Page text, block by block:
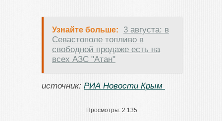
Узнайте больше:
3 августа: в
Севастополе топливо в
свободной продаже есть на
всех АЗС "Атан"
источник: РИА Новости Крым
Просмотры: 2 135